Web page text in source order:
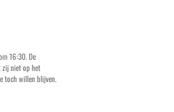
16:30. De
zij niet op het
toch willen blijven.